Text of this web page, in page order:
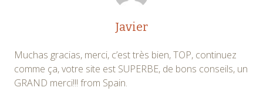
Javier
Muchas gracias, merci, c’est très bien, TOP, continuez
comme ça, votre site est SUPERBE, de bons conseils, un
GRAND merci!!! from Spain.